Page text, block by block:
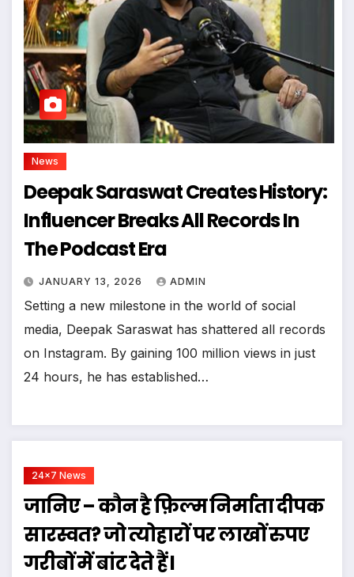
News
Deepak Saraswat Creates History:
Influencer Breaks All Records In
The Podcast Era
JANUARY 13, 2026 ADMIN
Setting a new milestone in the world of social
media, Deepak Saraswat has shattered all records
on Instagram. By gaining 100 million views in just
24 hours, he has established…
24x7 News
जानिए – कौन है फ़िल्म निर्माता दीपक
सारस्वत? जो त्योहारों पर लाखों रुपए
गरीबों में बांट देते हैं l